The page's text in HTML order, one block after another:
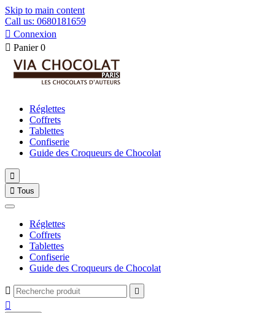
Skip to main content
Call us: 0680181659
 Connexion
 Panier 0
Réglettes
Coffrets
Tablettes
Confiserie
Guide des Croqueurs de Chocolat

 Tous
Réglettes
Coffrets
Tablettes
Confiserie
Guide des Croqueurs de Chocolat
 
